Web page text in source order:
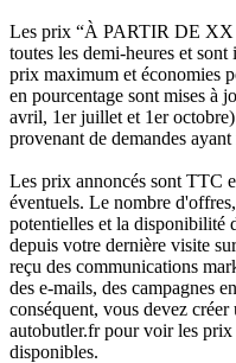
Les prix “À PARTIR DE XX
toutes les demi-heures et
prix maximum et économies
en pourcentage sont mises à
avril, 1er juillet et 1er
provenant de demandes
Les prix annoncés sont TTC
éventuels. Le nombre
potentielles et la disponibilité
depuis votre dernière visite
reçu des communications
des e-mails, des campagnes
conséquent, vous devez
autobutler.fr pour voir les prix
disponibles.